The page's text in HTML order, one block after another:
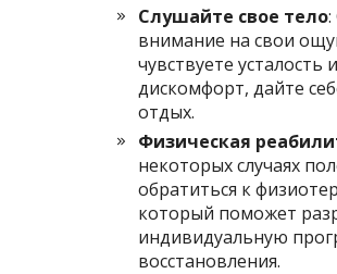
Слушайте свое тело
внимание на свои
чувствуете усталость
дискомфорт, дайте
отдых.
Физическая
некоторых случаях
обратиться к
который поможет
индивидуальную
восстановления.